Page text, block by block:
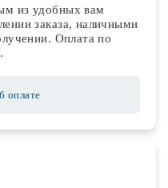
из удобных вам
заказа, наличными
Оплата по
оплате